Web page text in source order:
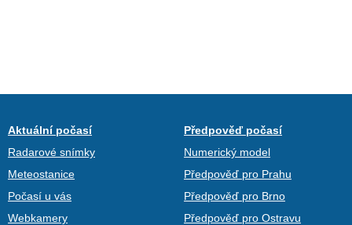
Aktuální počasí
Radarové snímky
Meteostanice
Počasí u vás
Webkamery
Předpověď počasí
Numerický model
Předpověď pro Prahu
Předpověď pro Brno
Předpověď pro Ostravu